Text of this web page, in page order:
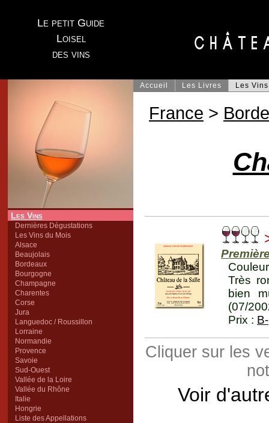
Le petit Guide
Loisel
des vins
Les Vins
Dernières Dégustations
Les Vins du Mois
Alsace
Beaujolais
Bordeaux
Bourgogne
Champagne
Charentes
Corse
Jura
Languedoc / Roussillon
Lorraine
Normandie
Provence
Savoie
Sud-Ouest
Vallée de la Loire
Vallée du Rhône
Italie
Hongrie
Liste des Appellations
Accueil Les Livres Les Vins
France >
Très
bien
(07/
Prix : B-
Cliquer sur les
Voir